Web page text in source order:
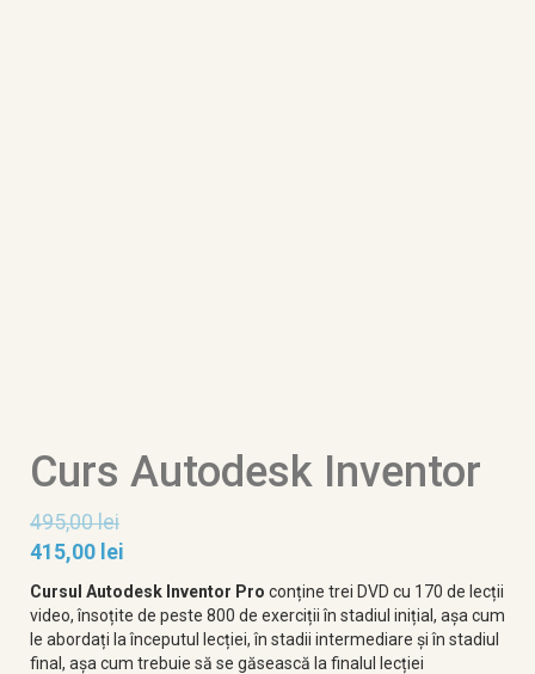
Curs Autodesk Inventor
495,00lei
415,00 lei
Cursul Autodesk Inventor Pro conține trei DVD cu 170 de lecții
video, însoțite de peste 800 de exerciții în stadiul inițial, așa cum
le abordați la începutul lecției, în stadii intermediare și în stadiul
final, așa cum trebuie să se găsească la finalul lecției